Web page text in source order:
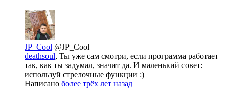
JP_Cool @JP_Cool
deathsoul, Ты уже сам смотри, если программа работает
так, как ты задумал, значит да. И маленький совет:
используй стрелочные функции :)
Написано более трёх лет назад